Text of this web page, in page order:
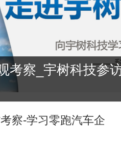
考察_宇树科技参
察-学习零跑汽车企